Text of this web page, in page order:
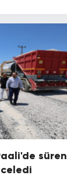
süren